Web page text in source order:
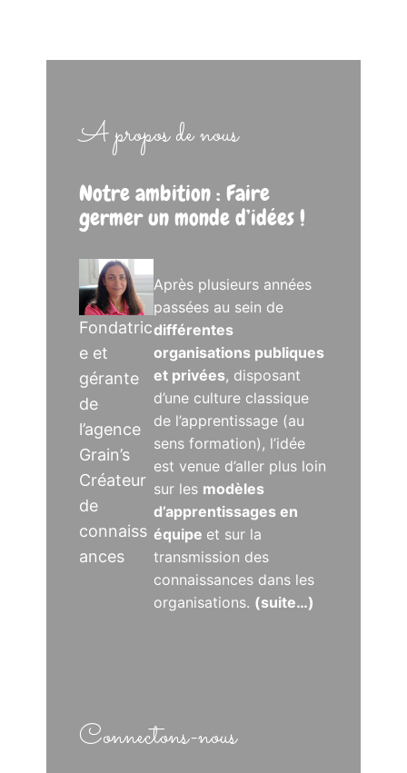
A propos de nous
Notre ambition : Faire
germer un monde d’idées !
Fondatric
e et
gérante
de
l’agence
Grain’s
Créateur
de
connaiss
ances
Après plusieurs années
passées au sein de
différentes
organisations publiques
et privées, disposant
d’une culture classique
de l’apprentissage (au
sens formation), l’idée
est venue d’aller plus loin
sur les modèles
d’apprentissages en
équipe et sur la
transmission des
connaissances dans les
organisations. (suite…)
Connectons-nous